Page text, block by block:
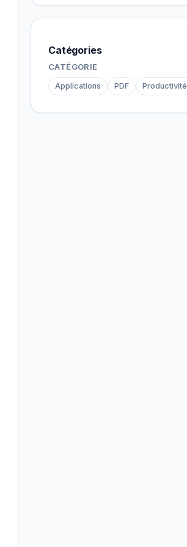
Catégories
CATÉGORIE
Applications PDF Productivité